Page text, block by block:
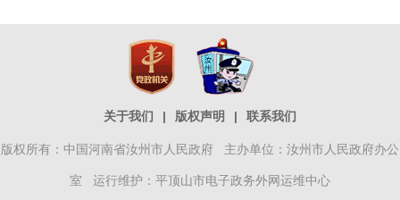
关于我们 | 版权声明 | 联系我们
版权所有：中国河南省汝州市人民政府 主办单位：汝州市人民政府办公
室 运行维护：平顶山市电子政务外网运维中心